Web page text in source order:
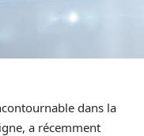
dans la
a récemment